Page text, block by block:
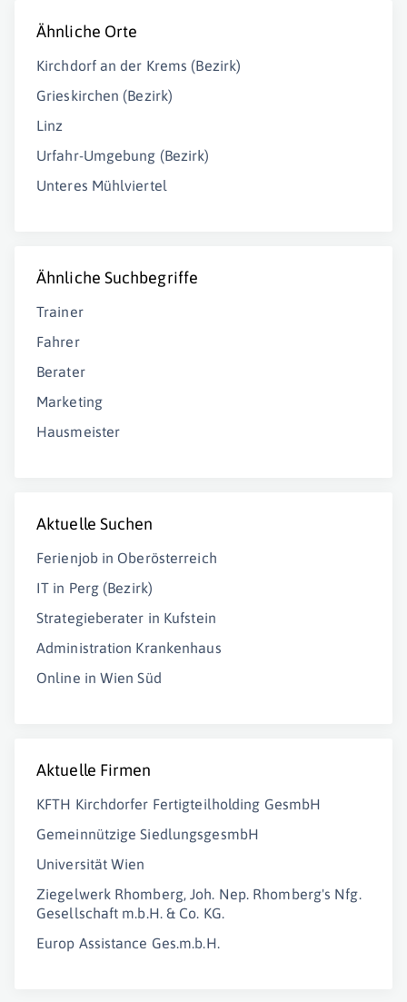
Ähnliche Orte
Kirchdorf an der Krems (Bezirk)
Grieskirchen (Bezirk)
Linz
Urfahr-Umgebung (Bezirk)
Unteres Mühlviertel
Ähnliche Suchbegriffe
Trainer
Fahrer
Berater
Marketing
Hausmeister
Aktuelle Suchen
Ferienjob in Oberösterreich
IT in Perg (Bezirk)
Strategieberater in Kufstein
Administration Krankenhaus
Online in Wien Süd
Aktuelle Firmen
KFTH Kirchdorfer Fertigteilholding GesmbH
Gemeinnützige SiedlungsgesmbH
Universität Wien
Ziegelwerk Rhomberg, Joh. Nep. Rhomberg's Nfg.
Gesellschaft m.b.H. & Co. KG.
Europ Assistance Ges.m.b.H.